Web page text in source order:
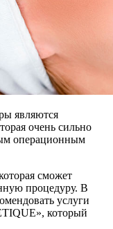
являются
очень сильно
операционным
сможет
процедуру. В
услуги
который